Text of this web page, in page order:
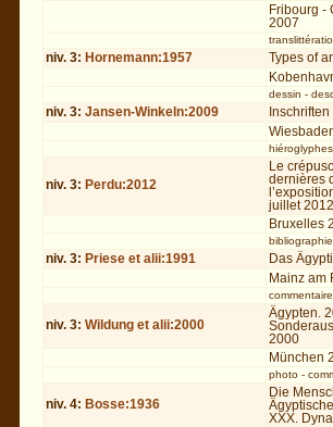
Fribourg -
2007
niv. 3: Hornemann:1957
Types of
dessin -
niv. 3:Jansen-Winkeln:2009
hiéroglyphes
niv. 3: Perdu:2012
Le
dernières
juillet 2012
Bruxelles
bibliographie
niv. 3: Priese et alii:1991
Das
Mainz am
commentaire
niv. 3:Wildung et alii:2000
Ägypten.
2000
München
photo-
niv. 4: Bosse:1936
Die
XXX.